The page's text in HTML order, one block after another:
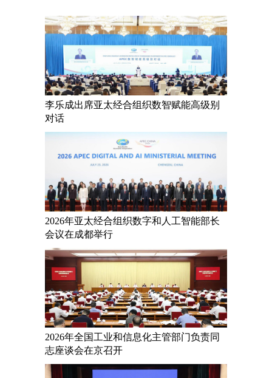
李乐成出席亚太经合组织数智赋能高级别
对话
2026年亚太经合组织数字和人工智能部长
会议在成都举行
2026年全国工业和信息化主管部门负责同
志座谈会在京召开